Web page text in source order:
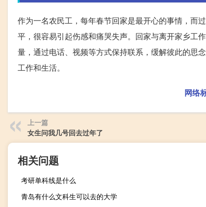
作为一名农民工，每年春节回家是最开心的事情，而
平，很容易引起伤感和痛哭失声。回家与离开家乡工
量，通过电话、视频等方式保持联系，缓解彼此的思
工作和生活。
网络
上一篇
女生问我几号回去过年了
相关问题
考研单科线是什么
青岛有什么文科生可以去的大学